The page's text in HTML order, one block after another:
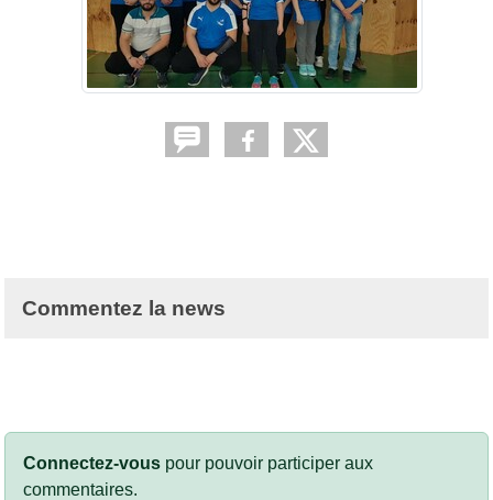
Commentez la news
Connectez-vous pour pouvoir participer aux
commentaires.